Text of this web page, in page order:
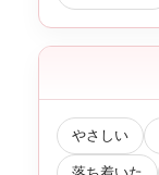
やさしい